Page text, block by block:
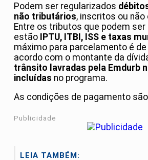
Podem ser regularizados
não tributários, inscritos ou
Entre os tributos que podem
estão IPTU, ITBI, ISS e taxas
máximo para parcelamento é de
acordo com o montante da
trânsito lavradas pela Emdurb
incluídas no programa.
As condições de pagamento
Publicidade
LEIA TAMBÉM: